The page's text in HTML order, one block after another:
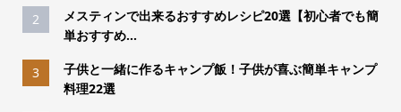
2
メスティンで出来るおすすめレシピ20選【初心者でも簡
単おすすめ...
3
子供と一緒に作るキャンプ飯！子供が喜ぶ簡単キャンプ
料理22選